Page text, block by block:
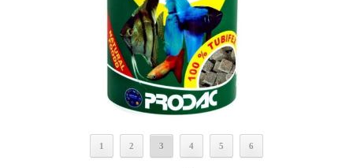
1 2 3 4 5 6